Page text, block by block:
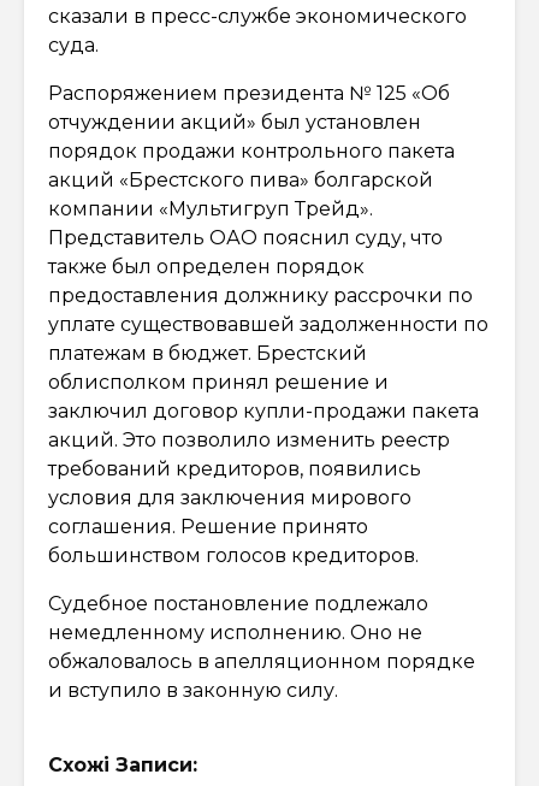
сказали в пресс-службе экономического
суда.
Распоряжением президента № 125 «Об
отчуждении акций» был установлен
порядок продажи контрольного пакета
акций «Брестского пива» болгарской
компании «Мультигруп Трейд».
Представитель ОАО пояснил суду, что
также был определен порядок
предоставления должнику рассрочки по
уплате существовавшей задолженности по
платежам в бюджет. Брестский
облисполком принял решение и
заключил договор купли-продажи пакета
акций. Это позволило изменить реестр
требований кредиторов, появились
условия для заключения мирового
соглашения. Решение принято
большинством голосов кредиторов.
Судебное постановление подлежало
немедленному исполнению. Оно не
обжаловалось в апелляционном порядке
и вступило в законную силу.
Схожі Записи: